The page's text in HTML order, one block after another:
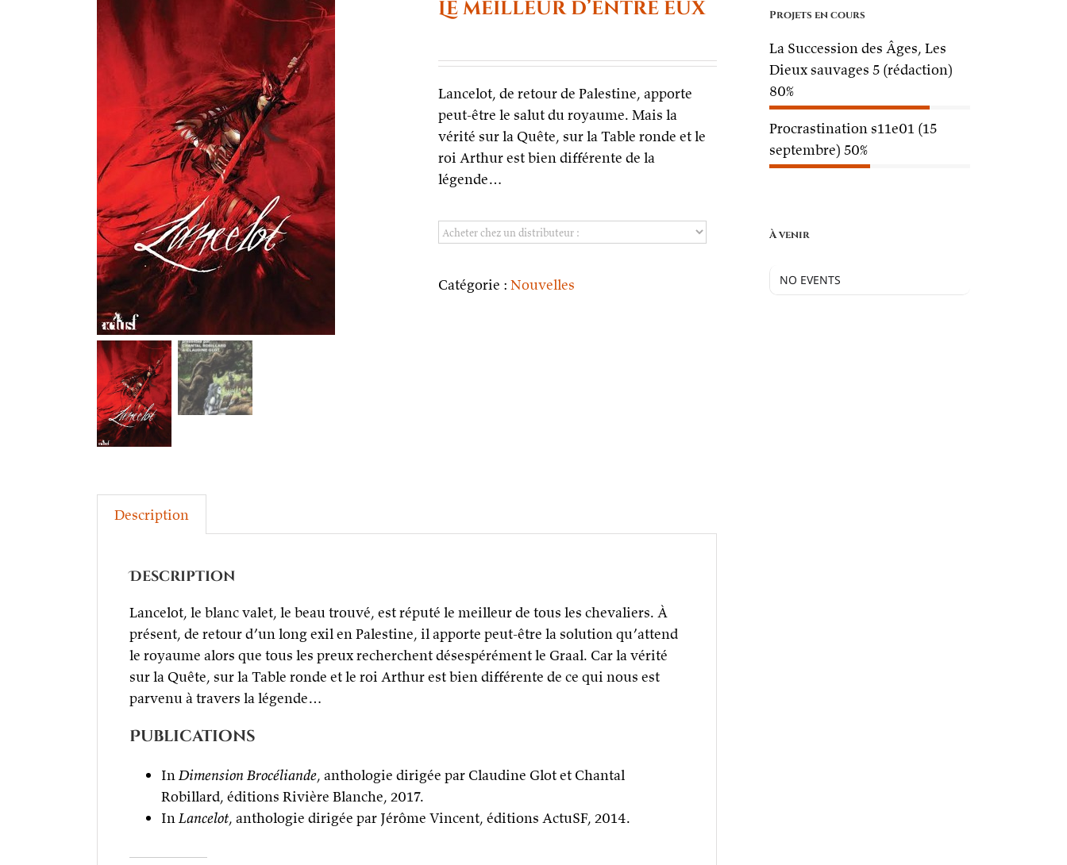
Le meilleur d’entre eux
Lancelot, de retour de Palestine, apporte
peut-être le salut du royaume. Mais la
vérité sur la Quête, sur la Table ronde et le
roi Arthur est bien différente de la
légende…
Catégorie : Nouvelles
Description
Description
Lancelot, le blanc valet, le beau trouvé, est réputé le meilleur de tous les chevaliers. À
présent, de retour d’un long exil en Palestine, il apporte peut-être la solution qu’attend
le royaume alors que tous les preux recherchent désespérément le Graal. Car la vérité
sur la Quête, sur la Table ronde et le roi Arthur est bien différente de ce qui nous est
parvenu à travers la légende…
Publications
InDimension Brocéliande, anthologie dirigée par Claudine Glot et Chantal
Robillard, éditions Rivière Blanche, 2017.
InLancelot, anthologie dirigée par Jérôme Vincent, éditions ActuSF, 2014.
Projets en cours
La Succession des Âges, Les
Dieux sauvages 5 (rédaction)
80%
Procrastination s11e01 (15
septembre) 50%
À venir
NO EVENTS